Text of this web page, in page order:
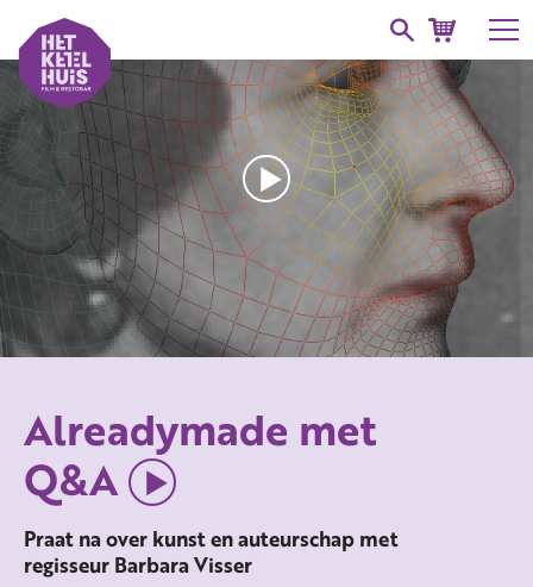
Alreadymade met
Q&A
Praat na over kunst en auteurschap met
regisseur Barbara Visser